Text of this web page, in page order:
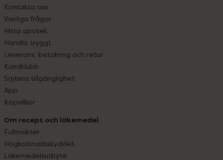
Kontakta oss
Vanliga frågor
Hitta apotek
Handla tryggt
Leverans, betalning och retur
Kundklubb
Sajtens tillgänglighet
App
Köpvillkor
Om recept och läkemedel
Fullmakter
Högkostnadsskyddet
Läkemedelsutbyte